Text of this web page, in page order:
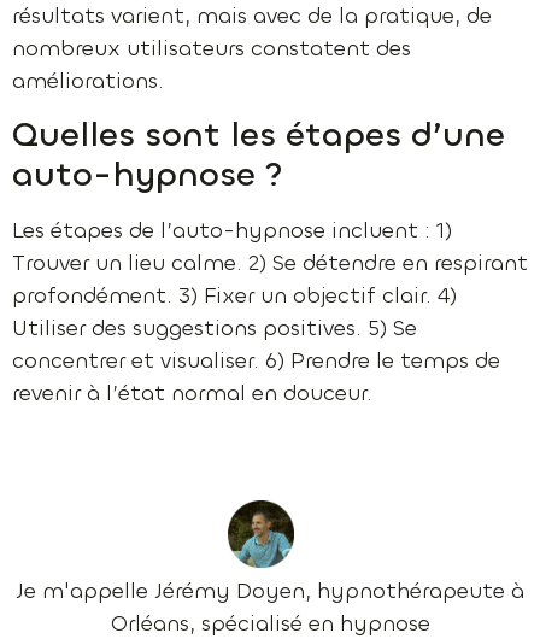
résultats varient, mais avec de la pratique, de
nombreux utilisateurs constatent des
améliorations.
Quelles sont les étapes d’une
auto-hypnose ?
Les étapes de l’auto-hypnose incluent : 1)
Trouver un lieu calme. 2) Se détendre en respirant
profondément. 3) Fixer un objectif clair. 4)
Utiliser des suggestions positives. 5) Se
concentrer et visualiser. 6) Prendre le temps de
revenir à l’état normal en douceur.
Je m'appelle Jérémy Doyen, hypnothérapeute à
Orléans, spécialisé en hypnose